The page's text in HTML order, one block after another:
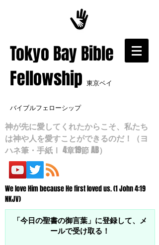
​Tokyo Bay Bible
Fellowship 東京ベイ
バイブルフェローシップ
神が先に愛してくれたからこそ、私たち
は神や人を愛すことができるのだ！（ヨ
ハネ筆・手紙Ⅰ 4章19節 AB）
We love Him because He first loved us. (1 John 4:19
NKJV)
「今日の聖書の御言葉」に登録して、メ
ールで受け取る！